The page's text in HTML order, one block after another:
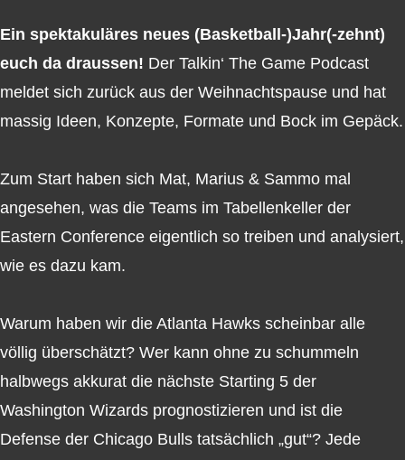
Ein spektakuläres neues (Basketball-)Jahr(-zehnt)
euch da draussen! Der Talkin‘ The Game Podcast
meldet sich zurück aus der Weihnachtspause und hat
massig Ideen, Konzepte, Formate und Bock im Gepäck.
Zum Start haben sich Mat, Marius & Sammo mal
angesehen, was die Teams im Tabellenkeller der
Eastern Conference eigentlich so treiben und analysiert,
wie es dazu kam.
Warum haben wir die Atlanta Hawks scheinbar alle
völlig überschätzt? Wer kann ohne zu schummeln
halbwegs akkurat die nächste Starting 5 der
Washington Wizards prognostizieren und ist die
Defense der Chicago Bulls tatsächlich „gut“? Jede